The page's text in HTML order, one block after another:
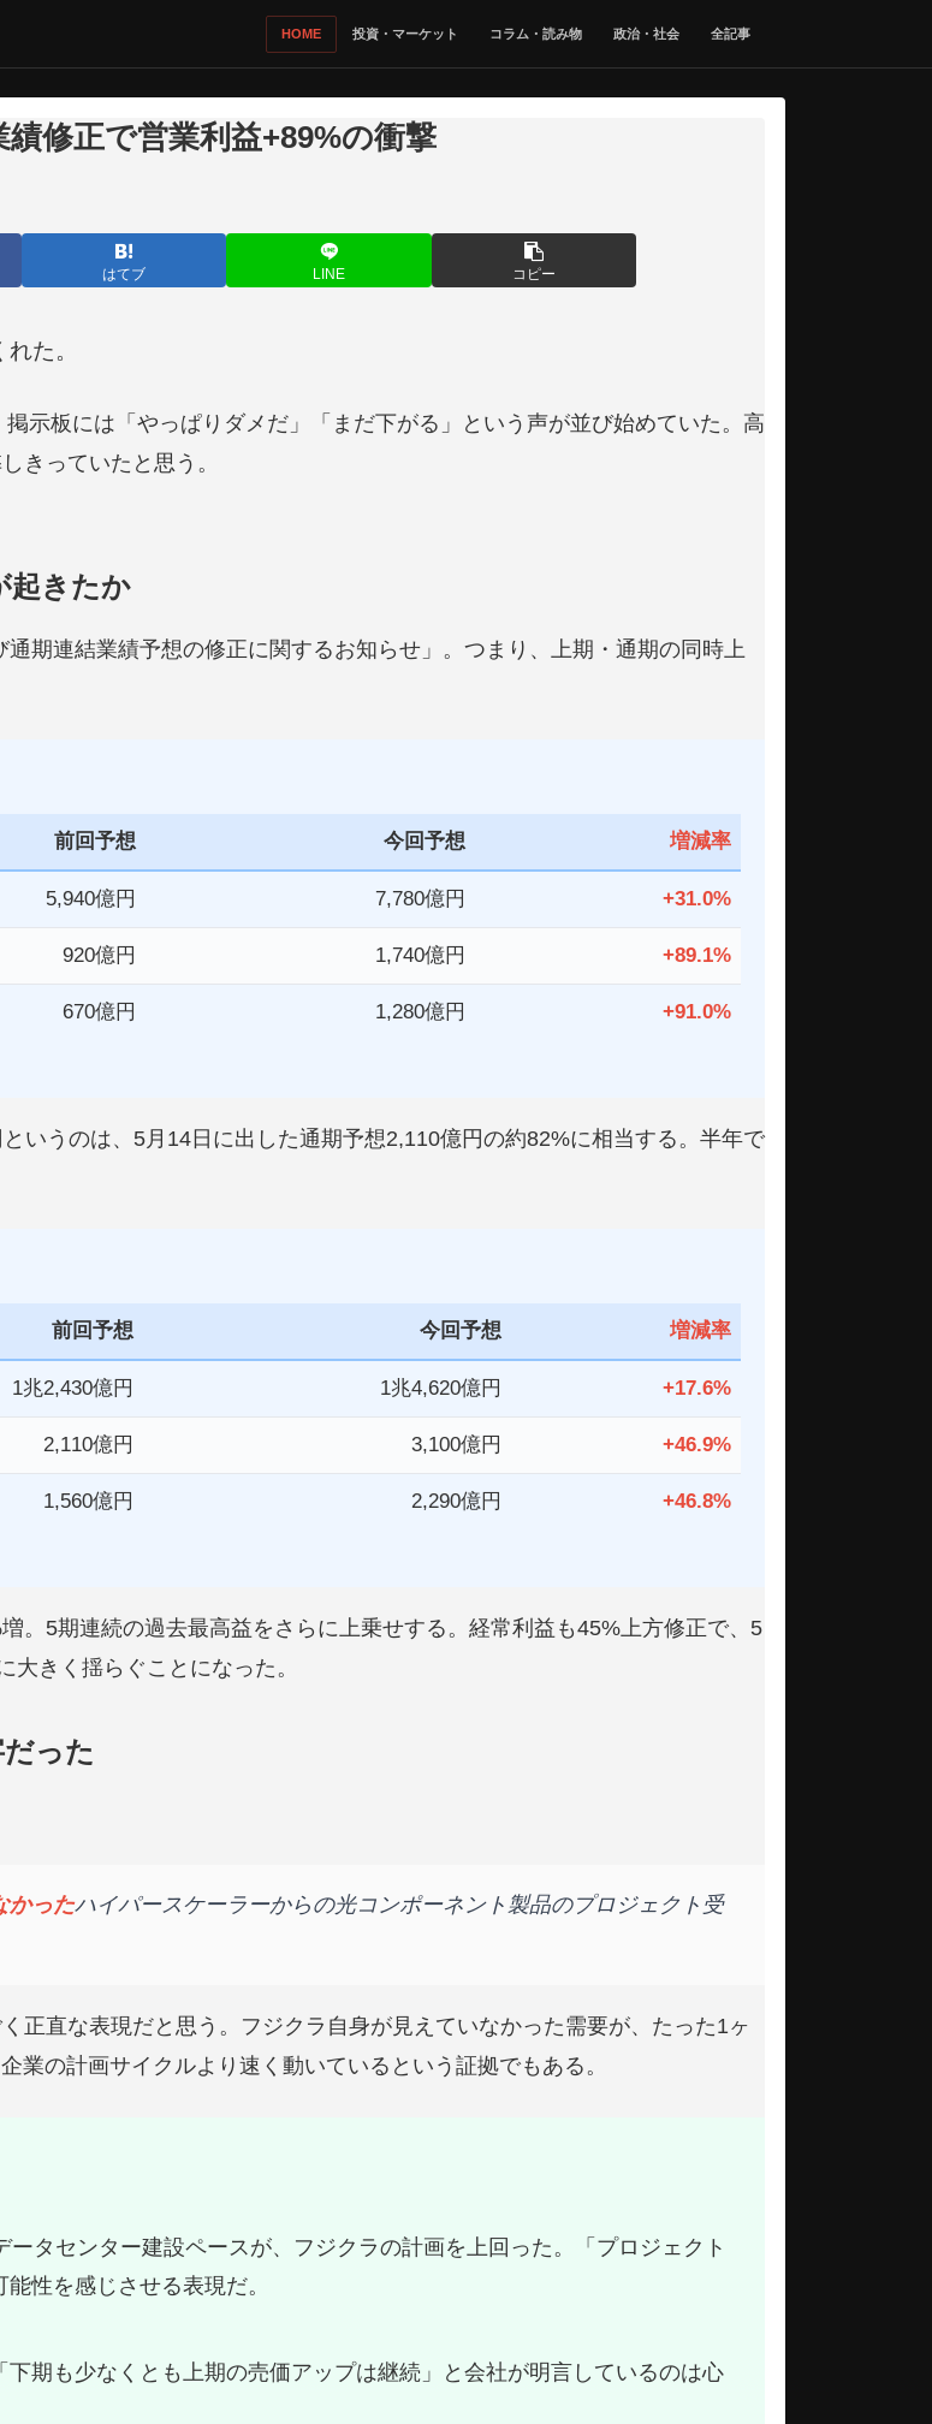
HOME 投資・マーケット コラム・読み物 政治・社会 全記事
修正で営業利益+89%の衝撃
はてブ LINE コピー
た。
示板には「やっぱりダメだ」「まだ下がる」という声が並び始めていた。高
きっていたと思う。
起きたか
期連結業績予想の修正に関するお知らせ」。つまり、上期・通期の同時上
前回予想 今回予想 増減率
5,940億円 7,780億円 +31.0%
920億円 1,740億円 +89.1%
670億円 1,280億円 +91.0%
いうのは、5月14日に出した通期予想2,110億円の約82%に相当する。半年で
前回予想 今回予想 増減率
1兆2,430億円 1兆4,620億円 +17.6%
2,110億円 3,100億円 +46.9%
1,560億円 2,290億円 +46.8%
。5期連続の過去最高益をさらに上乗せする。経常利益も45%上方修正で、5
きく揺らぐことになった。
った
かったハイパースケーラーからの光コンポーネント製品のプロジェクト受
正直な表現だと思う。フジクラ自身が見えていなかった需要が、たった1ヶ
業の計画サイクルより速く動いているという証拠でもある。
タセンター建設ペースが、フジクラの計画を上回った。「プロジェクト
性を感じさせる表現だ。
期も少なくとも上期の売価アップは継続」と会社が明言しているのは心